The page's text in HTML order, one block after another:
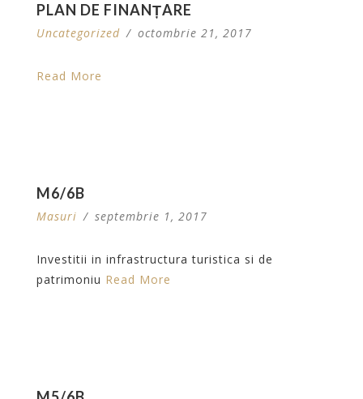
PLAN DE FINANȚARE
Uncategorized / octombrie 21, 2017
Read More
M6/6B
Masuri / septembrie 1, 2017
Investitii in infrastructura turistica si de
patrimoniu Read More